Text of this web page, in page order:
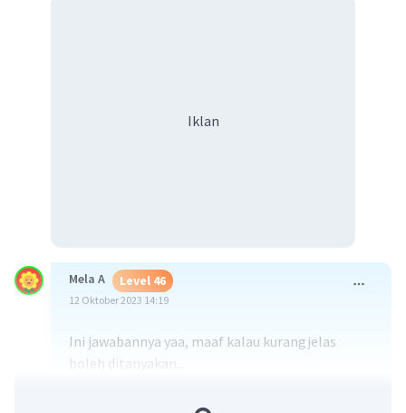
Iklan
Mela A Level 46
12 Oktober 2023 14:19
Ini jawabannya yaa, maaf kalau kurangjelas
boleh ditanyakan...